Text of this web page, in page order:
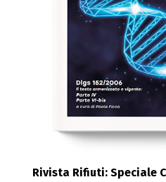
Rivista Rifiuti: Speciale